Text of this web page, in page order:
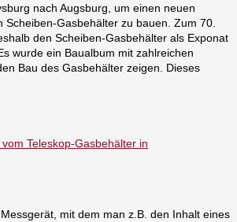
nach Augsburg, um einen neuen
Scheiben-Gasbehälter zu bauen. Zum 70.
den Scheiben-Gasbehälter als Exponat
wurde ein Baualbum mit zahlreichen
Bau des Gasbehälter zeigen. Dieses
mit dem man z.B. den Inhalt eines